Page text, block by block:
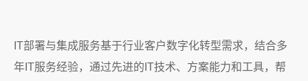
IT部署与集成服务基于行业客户数字化转型需求，结合多
年IT服务经验，通过先进的IT技术、方案能力和工具，帮